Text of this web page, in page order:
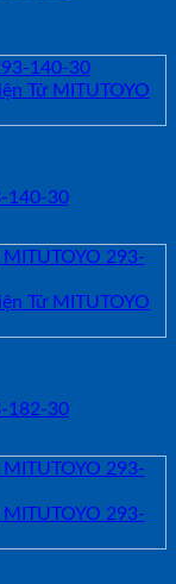
140-30
182-30